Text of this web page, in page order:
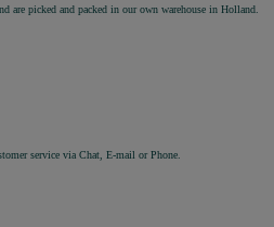
are picked and packed in our own warehouse in Holland.
service via Chat, E-mail or Phone.